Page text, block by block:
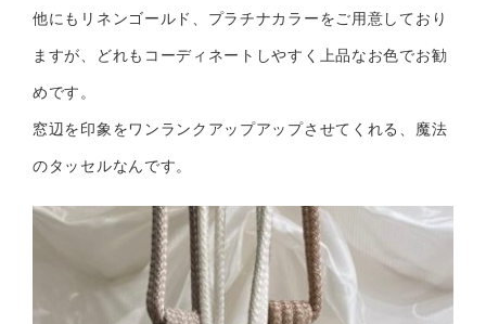
他にもリネンゴールド、プラチナカラーをご用意しており
ますが、どれもコーディネートしやすく上品なお色でお勧
めです。
窓辺を印象をワンランクアップアップさせてくれる、魔法
のタッセルなんです。